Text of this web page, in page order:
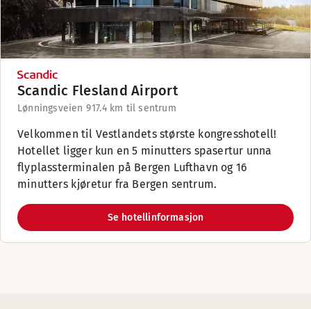
Scandic Flesland Airport
Lønningsveien 917.4 km til sentrum
Velkommen til Vestlandets største kongresshotell!
Hotellet ligger kun en 5 minutters spasertur unna
flyplassterminalen på Bergen Lufthavn og 16
minutters kjøretur fra Bergen sentrum.
Se hotellinformasjon